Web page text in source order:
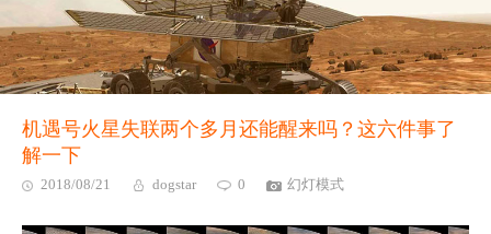
机遇号火星失联两个多月还能醒来吗？这六件事了
解一下
2018/08/21 dogstar 0 幻灯模式